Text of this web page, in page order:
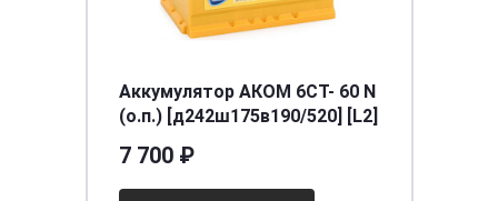
Аккумулятор АКОМ 6СТ- 60 N
(о.п.) [д242ш175в190/520] [L2]
7 700 ₽